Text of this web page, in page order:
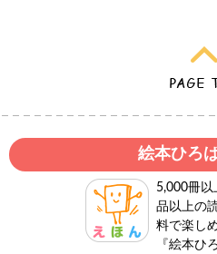
絵本ひろ
5,000冊
品以上の
料で楽し
『絵本ひ